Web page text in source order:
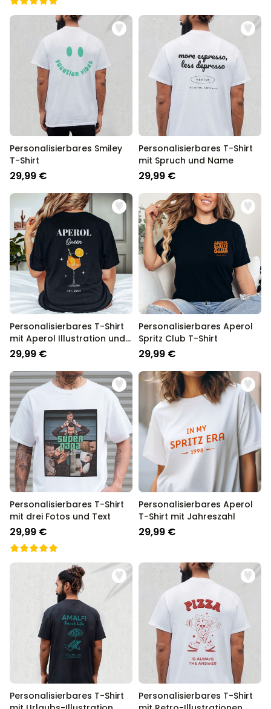
Personalisierbares Smiley
T-Shirt
29,99 €
Personalisierbares T-Shirt
mit Spruch und Name
29,99 €
Personalisierbares T-Shirt
mit Aperol Illustration und
Text
29,99 €
Personalisierbares Aperol
Spritz Club T-Shirt
29,99 €
Personalisierbares T-Shirt
mit drei Fotos und Text
29,99 €
Personalisierbares Aperol
T-Shirt mit Jahreszahl
29,99 €
Personalisierbares T-Shirt
Personalisierbares T-Shirt